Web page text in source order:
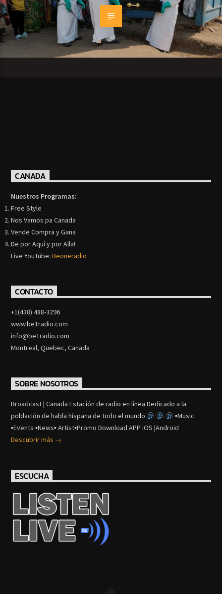
CANADA
Nuestros Programas:
Free Style
Nos Vamos pa Canada
Vende Compra y Gana
De por Aquí y por Alla!
Live YouTube:Beoneradio
CONTACTO
+1(438) 488-3296
www.be1radio.com
info@be1radio.com
Montreal, Quebec, Canada
SOBRE NOSOTROS
Broadcast | Canada Estación de radio en línea Dedicado a la
población de habla hispana de todo el mundo
▪Music
▪Events ▪News▪ Artist▪Promo Download APP iOS |Android
Descubrir más
ESCUCHA